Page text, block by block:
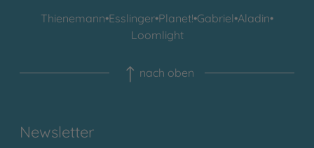
Thienemann•Esslinger•Planet!•Gabriel•Aladin•
Loomlight
nach oben
Newsletter